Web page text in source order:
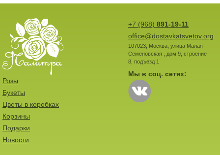
+7 (968) 891-19-11
office@dostavkatsvetov.org
107023, Москва, улица Малая
Семеновская , дом 9, строение
8, подъезд 1
Мы в соц. сетях:
Розы
Букеты
Цветы в коробках
Корзины
Подарки
Новости